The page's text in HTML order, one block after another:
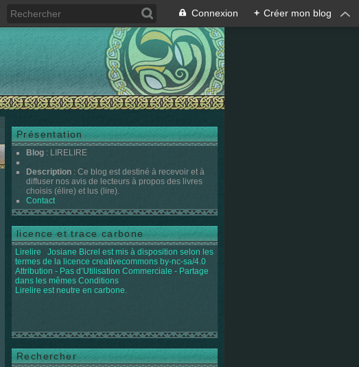
Connexion + Créer mon blog
Présentation
Blog : LIRELIRE
Description : Ce blog est destiné à recevoir et à
diffuser nos avis de lecteurs à propos des livres
choisis (élire) et lus (lire).
Contact
licence et trace carbone
Lirelire Josiane Bicrel est mis à disposition selon les
termes de la licence creativecommons by-nc-sa/4.0
Attribution - Pas d’Utilisation Commerciale - Partage
dans les mêmes Conditions
Lirelire est neutre en carbone.
Rechercher